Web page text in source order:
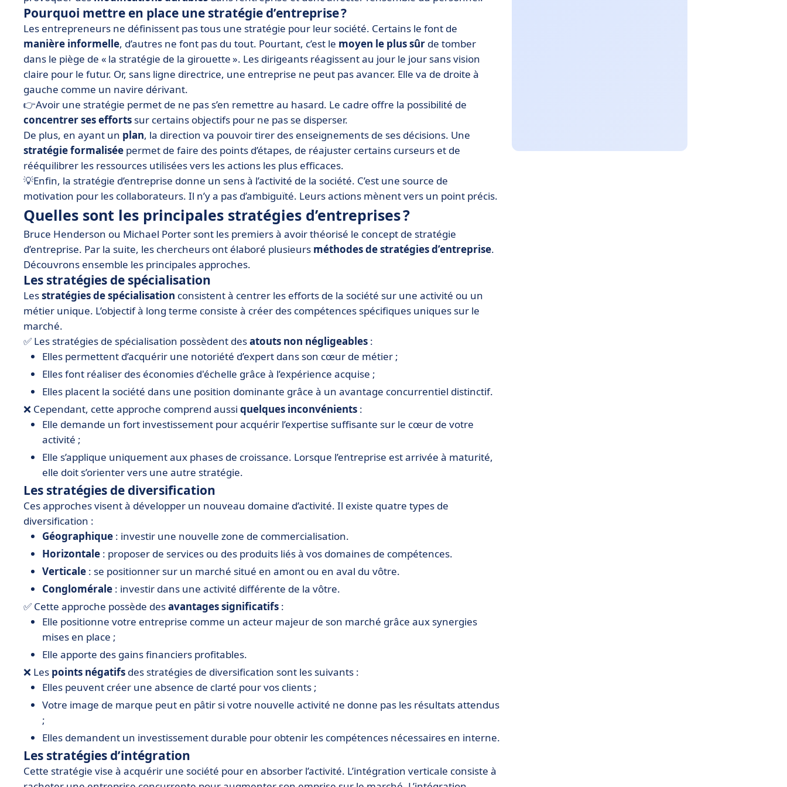
Pourquoi mettre en place une stratégie d’entreprise ?
Les entrepreneurs ne définissent pas tous une stratégie pour leur société. Certains le font de
manière informelle, d’autres ne font pas du tout. Pourtant, c’est le moyen le plus sûr de tomber
dans le piège de « la stratégie de la girouette ». Les dirigeants réagissent au jour le jour sans vision
claire pour le futur. Or, sans ligne directrice, une entreprise ne peut pas avancer. Elle va de droite à
gauche comme un navire dérivant.
👉Avoir une stratégie permet de ne pas s’en remettre au hasard. Le cadre offre la possibilité de
concentrer ses efforts sur certains objectifs pour ne pas se disperser.
De plus, en ayant un plan, la direction va pouvoir tirer des enseignements de ses décisions. Une
stratégie formalisée permet de faire des points d’étapes, de réajuster certains curseurs et de
rééquilibrer les ressources utilisées vers les actions les plus efficaces.
💡Enfin, la stratégie d’entreprise donne un sens à l’activité de la société. C’est une source de
motivation pour les collaborateurs. Il n’y a pas d’ambiguïté. Leurs actions mènent vers un point précis.
Quelles sont les principales stratégies d’entreprises ?
Bruce Henderson ou Michael Porter sont les premiers à avoir théorisé le concept de stratégie
d’entreprise. Par la suite, les chercheurs ont élaboré plusieurs méthodes de stratégies d’entreprise.
Découvrons ensemble les principales approches.
Les stratégies de spécialisation
Lesstratégies de spécialisation consistent à centrer les efforts de la société sur une activité ou un
métier unique. L’objectif à long terme consiste à créer des compétences spécifiques uniques sur le
marché.
✅ Les stratégies de spécialisation possèdent desatouts non négligeables :
Elles permettent d’acquérir une notoriété d’expert dans son cœur de métier ;
Elles font réaliser des économies d'échelle grâce à l’expérience acquise ;
Elles placent la société dans une position dominante grâce à un avantage concurrentiel distinctif.
❌ Cependant, cette approche comprend aussi quelques inconvénients :
Elle demande un fort investissement pour acquérir l’expertise suffisante sur le cœur de votre
activité ;
Elle s’applique uniquement aux phases de croissance. Lorsque l’entreprise est arrivée à maturité,
elle doit s’orienter vers une autre stratégie.
Les stratégies de diversification
Ces approches visent à développer un nouveau domaine d’activité. Il existe quatre types de
diversification :
Géographique : investir une nouvelle zone de commercialisation.
Horizontale : proposer de services ou des produits liés à vos domaines de compétences.
Verticale : se positionner sur un marché situé en amont ou en aval du vôtre.
Conglomérale : investir dans une activité différente de la vôtre.
✅ Cette approche possède desavantages significatifs :
Elle positionne votre entreprise comme un acteur majeur de son marché grâce aux synergies
mises en place ;
Elle apporte des gains financiers profitables.
❌ Les points négatifs des stratégies de diversification sont les suivants :
Elles peuvent créer une absence de clarté pour vos clients ;
Votre image de marque peut en pâtir si votre nouvelle activité ne donne pas les résultats attendus
;
Elles demandent un investissement durable pour obtenir les compétences nécessaires en interne.
Les stratégies d’intégration
Cette stratégie vise à acquérir une société pour en absorber l’activité. L’intégration verticale consiste à